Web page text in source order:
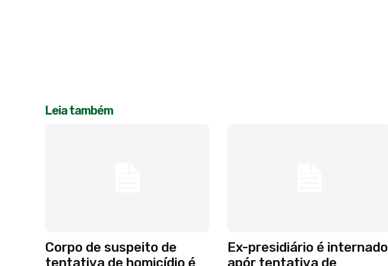
Leia também
Corpo de suspeito de
tentativa de homicídio é
Ex-presidiário é internado
apór tentativa de